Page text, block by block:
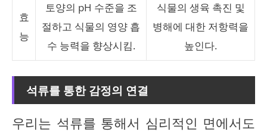
효
능
토양의 pH 수준을 조
절하고 식물의 영양 흡
수 능력을 향상시킴.
식물의 생육 촉진 및
병해에 대한 저항력을
높인다.
석류를 통한 감정의 연결
우리는 석류를 통해서 심리적인 면에서도